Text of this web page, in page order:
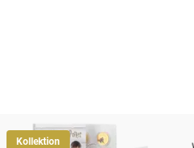
Kollektion